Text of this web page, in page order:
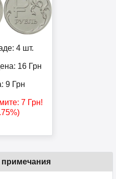
4 шт.
16Грн
9 Грн
7 Грн!
примечания